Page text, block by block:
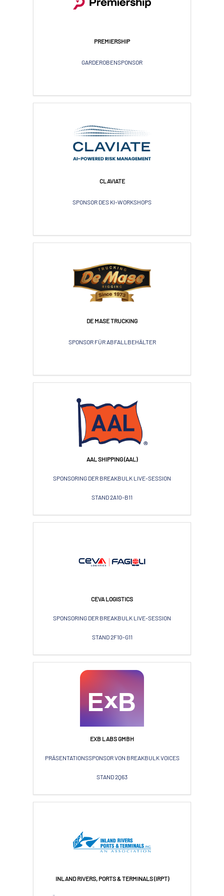
PREMIERSHIP
GARDEROBENSPONSOR
CLAVIATE
SPONSOR DES KI-WORKSHOPS
DE MASE TRUCKING
SPONSOR FÜR ABFALLBEHÄLTER
AAL SHIPPING (AAL)
SPONSORING DER BREAKBULK LIVE-SESSION
STAND 2A10-B11
CEVA LOGISTICS
SPONSORING DER BREAKBULK LIVE-SESSION
STAND 2F10-G11
EXB LABS GMBH
PRÄSENTATIONSSPONSOR VON BREAKBULK VOICES
STAND 2Q63
INLAND RIVERS, PORTS & TERMINALS (IRPT)